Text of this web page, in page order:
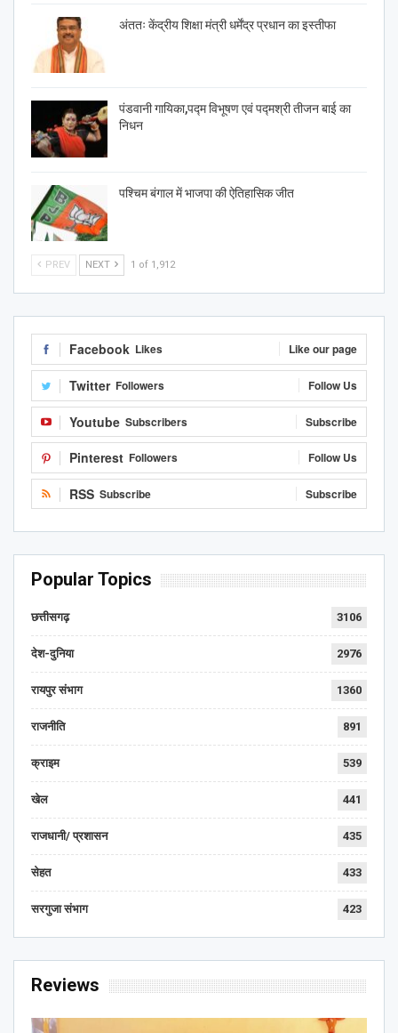
अंततः केंद्रीय शिक्षा मंत्री धर्मेंद्र प्रधान का इस्तीफा
पंडवानी गायिका,पद्म विभूषण एवं पद्मश्री तीजन बाई का
निधन
पश्चिम बंगाल में भाजपा की ऐतिहासिक जीत
PREV NEXT 1 of 1,912
Facebook Likes Like our page
Twitter Followers Follow Us
Youtube Subscribers Subscribe
Pinterest Followers Follow Us
RSS Subscribe Subscribe
Popular Topics
छत्तीसगढ़ 3106
देश-दुनिया 2976
रायपुर संभाग 1360
राजनीति 891
क्राइम 539
खेल 441
राजधानी/ प्रशासन 435
सेहत 433
सरगुजा संभाग 423
Reviews